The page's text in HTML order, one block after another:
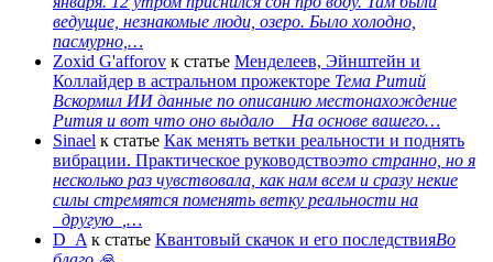
ведущие, незнакомые люди, озеро. Было холодно,
пасмурно,…
Zoxid G'afforov к статье Менделеев, Эйнштейн и
Коллайдер в астральном прожекторе Тема Ритий
Вскормил ИИ данные по описанию местонахождение
Рития и вот что оно выдало На основе вашего…
Sinael к статье Как менять ветки реальности и поднять
вибрации. Практическое руководствоэто странно, но я
несколько раз чувствовала, как нам всем и сразу некие
силы стремятся поменять ветку реальности на
_другую_,…
D_A к статье Квантовый скачок и его последствияВо